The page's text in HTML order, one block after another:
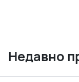
Недавно